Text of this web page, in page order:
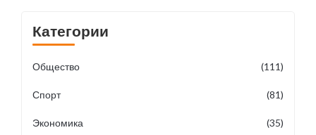
Категории
Общество (111)
Спорт (81)
Экономика (35)